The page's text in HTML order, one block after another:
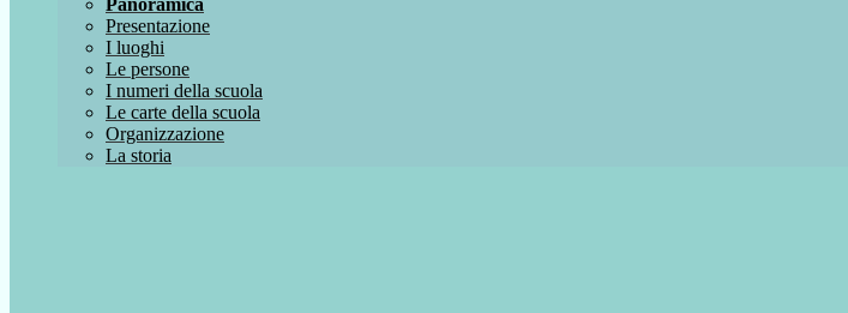
Panoramica
Presentazione
I luoghi
Le persone
I numeri della scuola
Le carte della scuola
Organizzazione
La storia